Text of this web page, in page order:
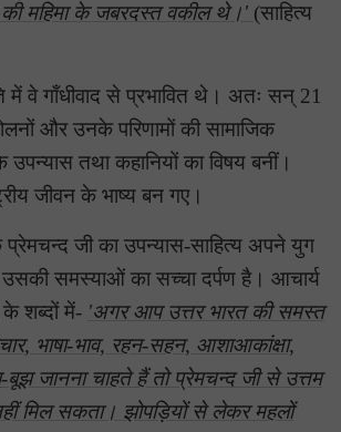
की महिमा के जबरदस्त वकील थे।' (साहित्य
में वे गाँधीवाद से प्रभावित थे। अतः सन् 21
और उनके परिणामों की सामाजिक
उपन्यास तथा कहानियों का विषय बनीं।
जीवन के भाष्य बन गए।
प्रेमचन्द जी का उपन्यास-साहित्य अपने युग
उसकी समस्याओं का सच्चा दर्पण है। आचार्य
के शब्दों में- 'अगर आप उत्तर भारत की समस्त
भाषा-भाव, रहन-सहन, आशाआकांक्षा,
जानना चाहते हैं तो प्रेमचन्द जी से उत्तम
मिल सकता। झोपड़ियों से लेकर महलों